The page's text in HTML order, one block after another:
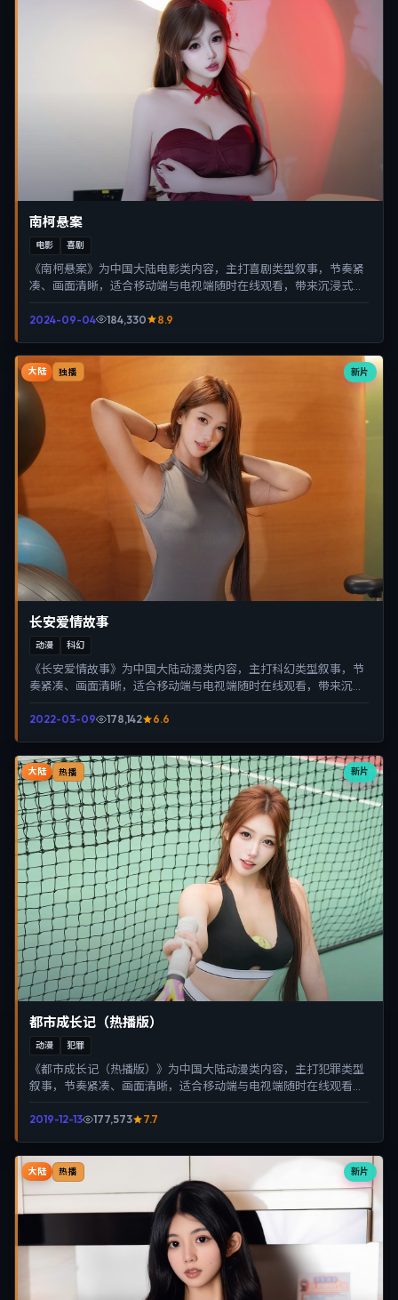
南柯悬案
电影 喜剧
《南柯悬案》为中国大陆电影类内容，主打喜剧类型叙事，节奏紧
凑、画面清晰，适合移动端与电视端随时在线观看，带来沉浸式视
2024-09-04 184,330 8.9
新片
大陆 独播
长安爱情故事
动漫 科幻
《长安爱情故事》为中国大陆动漫类内容，主打科幻类型叙事，节
奏紧凑、画面清晰，适合移动端与电视端随时在线观看，带来沉浸
2022-03-09 178,142 6.6
新片
大陆 热播
都市成长记（热播版）
动漫 犯罪
《都市成长记（热播版）》为中国大陆动漫类内容，主打犯罪类型
叙事，节奏紧凑、画面清晰，适合移动端与电视端随时在线观看，
2019-12-13 177,573 7.7
新片
大陆 热播